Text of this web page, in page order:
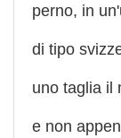
perno, in
di tipo
uno taglia il
e non